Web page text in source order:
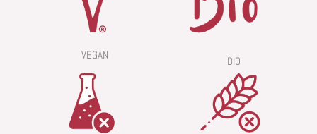
VEGAN BIO